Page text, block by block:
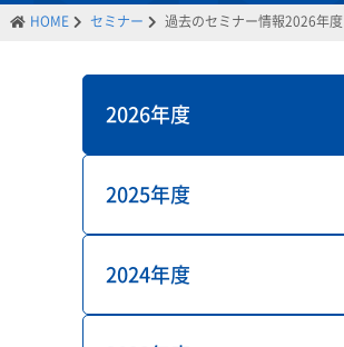
HOME セミナー 過去のセミナー情報2026年度
2026年度
2025年度
2024年度